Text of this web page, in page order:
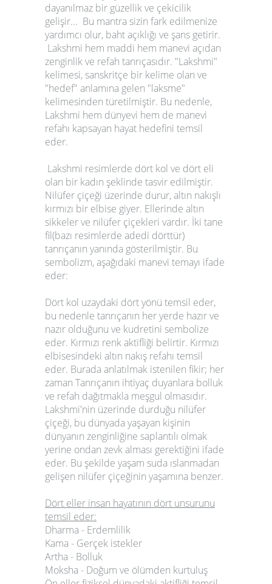
dayanılmaz bir güzellik ve çekicilik
gelişir... Bu mantra sizin fark edilmenize
yardımcı olur, baht açıklığı ve şans getirir.
Lakshmi hem maddi hem manevi açıdan
zenginlik ve refah tanrıçasıdır. "Lakshmi"
kelimesi, sanskritçe bir kelime olan ve
"hedef" anlamına gelen "laksme"
kelimesinden türetilmiştir. Bu nedenle,
Lakshmi hem dünyevi hem de manevi
refahı kapsayan hayat hedefini temsil
eder.
Lakshmi resimlerde dört kol ve dört eli
olan bir kadın şeklinde tasvir edilmiştir.
Nilüfer çiçeği üzerinde durur, altın nakışlı
kırmızı bir elbise giyer. Ellerinde altın
sikkeler ve nilüfer çiçekleri vardır. İki tane
fil(bazı resimlerde adedi dörttür)
tanrıçanın yanında gösterilmiştir. Bu
sembolizm, aşağıdaki manevi temayı ifade
eder:
Dört kol uzaydaki dört yönü temsil eder,
bu nedenle tanrıçanın her yerde hazır ve
nazır olduğunu ve kudretini sembolize
eder. Kırmızı renk aktifliği belirtir. Kırmızı
elbisesindeki altın nakış refahı temsil
eder. Burada anlatılmak istenilen fikir; her
zaman Tanrıçanın ihtiyaç duyanlara bolluk
ve refah dağıtmakla meşgul olmasıdır.
Lakshmi'nin üzerinde durduğu nilüfer
çiçeği, bu dünyada yaşayan kişinin
dünyanın zenginliğine saplantılı olmak
yerine ondan zevk alması gerektiğini ifade
eder. Bu şekilde yaşam suda ıslanmadan
gelişen nilüfer çiçeğinin yaşamına benzer.
Dört eller insan hayatının dört unsurunu
temsil eder:
Dharma - Erdemlilik
Kama - Gerçek istekler
Artha - Bolluk
Moksha - Doğum ve ölümden kurtuluş